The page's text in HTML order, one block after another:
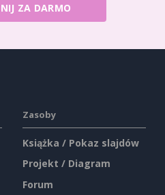
ZA DARMO
Zasoby
Książka / Pokaz slajdów
Projekt / Diagram
Forum